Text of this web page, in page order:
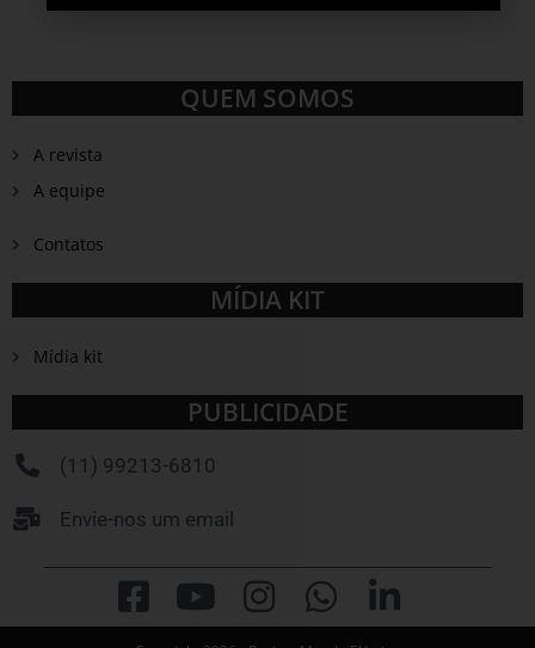
QUEM SOMOS
A revista
A equipe
Contatos
MÍDIA KIT
Mídia kit
PUBLICIDADE
(11) 99213-6810
Envie-nos um email